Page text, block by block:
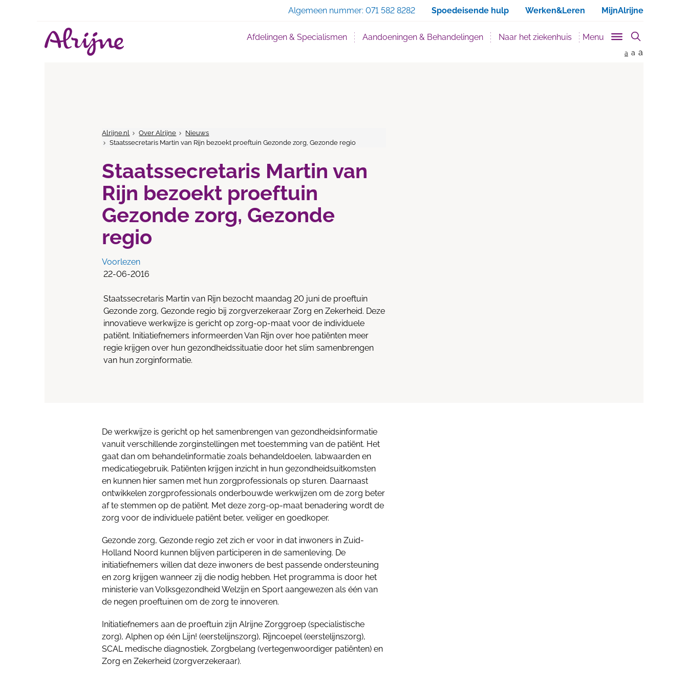
Algemeen nummer: 071 582 8282 Spoedeisende hulp Werken&Leren MijnAlrijne
Afdelingen & Specialismen Aandoeningen & Behandelingen Naar het ziekenhuis Menu
a a a
Alrijne.nl Over Alrijne
Nieuws
Staatssecretaris Martin van Rijn bezoekt proeftuin Gezonde zorg, Gezonde regio
Staatssecretaris Martin van
Rijn bezoekt proeftuin
Gezonde zorg, Gezonde
regio
Voorlezen
22-06-2016
Staatssecretaris Martin van Rijn bezocht maandag 20 juni de proeftuin
Gezonde zorg, Gezonde regio bij zorgverzekeraar Zorg en Zekerheid. Deze
innovatieve werkwijze is gericht op zorg-op-maat voor de individuele
patiënt. Initiatiefnemers informeerden Van Rijn over hoe patiënten meer
regie krijgen over hun gezondheidssituatie door het slim samenbrengen
van hun zorginformatie.
De werkwijze is gericht op het samenbrengen van gezondheidsinformatie
vanuit verschillende zorginstellingen met toestemming van de patiënt. Het
gaat dan om behandelinformatie zoals behandeldoelen, labwaarden en
medicatiegebruik. Patiënten krijgen inzicht in hun gezondheidsuitkomsten
en kunnen hier samen met hun zorgprofessionals op sturen. Daarnaast
ontwikkelen zorgprofessionals onderbouwde werkwijzen om de zorg beter
af te stemmen op de patiënt. Met deze zorg-op-maat benadering wordt de
zorg voor de individuele patiënt beter, veiliger en goedkoper.
Gezonde zorg, Gezonde regio zet zich er voor in dat inwoners in Zuid-
Holland Noord kunnen blijven participeren in de samenleving. De
initiatiefnemers willen dat deze inwoners de best passende ondersteuning
en zorg krijgen wanneer zij die nodig hebben. Het programma is door het
ministerie van Volksgezondheid Welzijn en Sport aangewezen als één van
de negen proeftuinen om de zorg te innoveren.
Initiatiefnemers aan de proeftuin zijn Alrijne Zorggroep (specialistische
zorg), Alphen op één Lijn! (eerstelijnszorg), Rijncoepel (eerstelijnszorg),
SCAL medische diagnostiek, Zorgbelang (vertegenwoordiger patiënten) en
Zorg en Zekerheid (zorgverzekeraar).